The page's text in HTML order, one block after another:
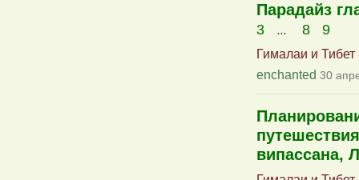
Парадайз
3 ... 8 9
Гималаи и Тибет
enchanted 30
випассана,